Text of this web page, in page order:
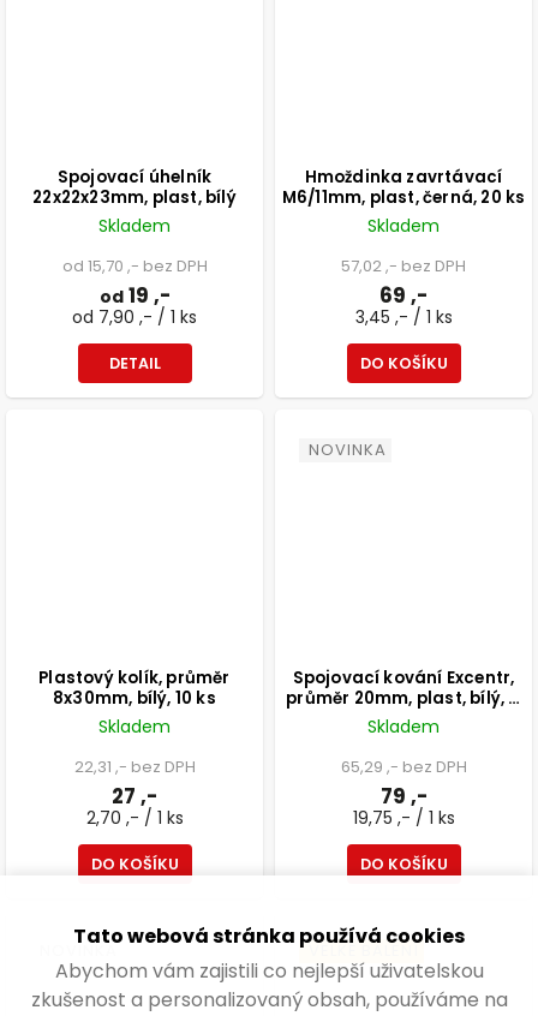
Tato webová stránka používá cookies
Abychom vám zajistili co nejlepší uživatelskou
zkušenost a personalizovaný obsah, používáme na
Spojovací úhelník
22x22x23mm, plast, bílý
Skladem
od 15,70 ,- bez DPH
od19 ,-
od 7,90 ,- / 1 ks
DETAIL
Hmoždinka zavrtávací
M6/11mm, plast, černá, 20 ks
Skladem
57,02 ,- bez DPH
69 ,-
3,45 ,- / 1 ks
DO KOŠÍKU
Plastový kolík, průměr
8x30mm, bílý, 10 ks
Skladem
22,31 ,- bez DPH
27 ,-
2,70 ,- / 1 ks
DO KOŠÍKU
NOVINKA
Spojovací kování Excentr,
průměr 20mm, plast, bílý, 4
ks
Skladem
65,29 ,- bez DPH
79 ,-
19,75 ,- / 1 ks
DO KOŠÍKU
NOVINKA VELKÉ BALENÍ